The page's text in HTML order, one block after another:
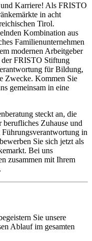
Karriere! Als FRISTO
in acht
Tirol.
Kombination aus
Familienunternehmen
modernen Arbeitgeber
FRISTO Stiftung
für Bildung,
Zwecke. Kommen Sie
gemeinsam in eine
steckt an, die
berufliches Zuhause und
in
Sie sich jetzt als
Bei uns
zusammen mit Ihrem
Sie unsere
Ablauf im gesamten